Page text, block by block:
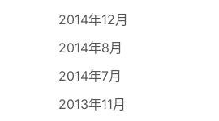
2014年12月
2014年8月
2014年7月
2013年11月